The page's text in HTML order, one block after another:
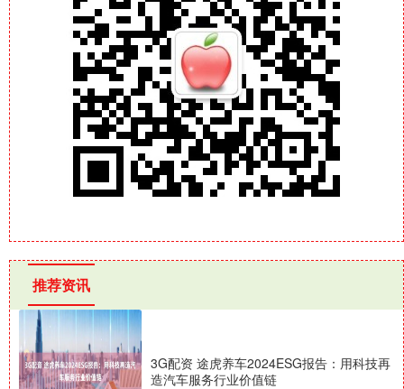
推荐资讯
3G配资 途虎养车2024ESG报告：用科技再
造汽车服务行业价值链